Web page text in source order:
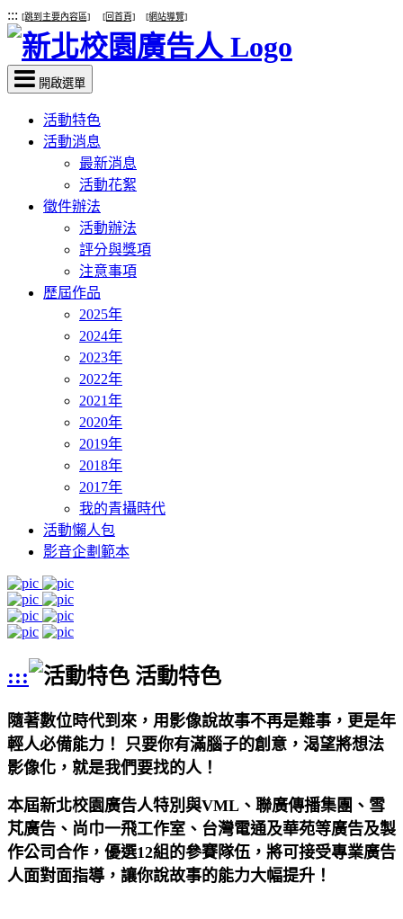
::: [跳到主要內容區] [回首頁] [網站導覽]
開啟選單
活動特色
活動消息
最新消息
活動花絮
徵件辦法
活動辦法
評分與獎項
注意事項
歷屆作品
2025年
2024年
2023年
2022年
2021年
2020年
2019年
2018年
2017年
我的青攝時代
活動懶人包
影音企劃範本
::: 活動特色
隨著數位時代到來，用影像說故事不再是難事，更是年
輕人必備能力！ 只要你有滿腦子的創意，渴望將想法
影像化，就是我們要找的人！
本屆新北校園廣告人特別與VML、聯廣傳播集團、雪
芃廣告、尚巾一飛工作室、台灣電通及華苑等廣告及製
作公司合作，優選12組的參賽隊伍，將可接受專業廣告
人面對面指導，讓你說故事的能力大幅提升！